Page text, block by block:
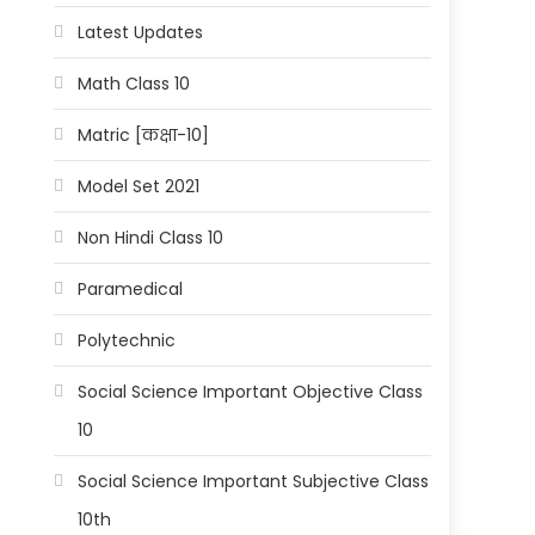
Latest Updates
Math Class 10
Matric [कक्षा-10]
Model Set 2021
Non Hindi Class 10
Paramedical
Polytechnic
Social Science Important Objective Class
10
Social Science Important Subjective Class
10th